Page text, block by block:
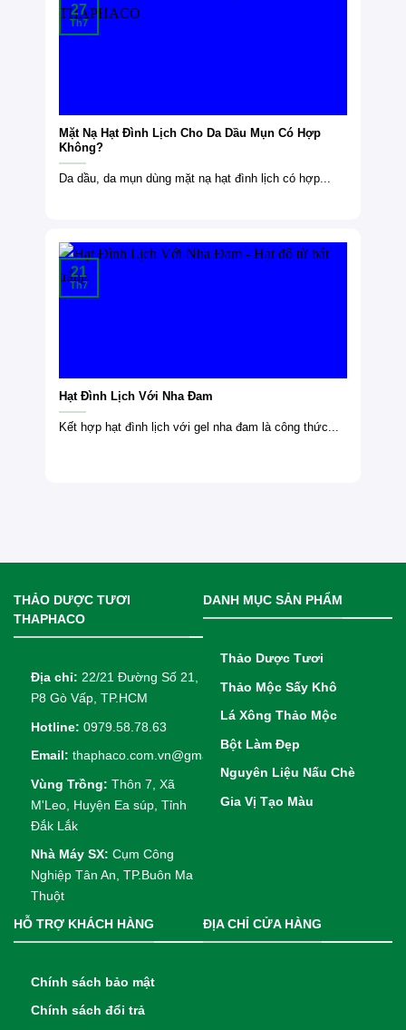
Mặt Nạ Hạt Đình Lịch Cho Da Dầu Mụn Có Hợp
Không?
Da dầu, da mụn dùng mặt nạ hạt đình lịch có hợp...
27
Th7
Hạt Đình Lịch Với Nha Đam
Kết hợp hạt đình lịch với gel nha đam là công thức...
21
Th7
THẢO DƯỢC TƯƠI
THAPHACO
Địa chỉ: 22/21 Đường Số 21,
P8 Gò Vấp, TP.HCM
Hotline: 0979.58.78.63
Email: thaphaco.com.vn@gmail.com
Vùng Trồng: Thôn 7, Xã
M'Leo, Huyện Ea súp, Tỉnh
Đắk Lắk
Nhà Máy SX: Cụm Công
Nghiệp Tân An, TP.Buôn Ma
Thuột
DANH MỤC SẢN PHẨM
Thảo Dược Tươi
Thảo Mộc Sấy Khô
Lá Xông Thảo Mộc
Bột Làm Đẹp
Nguyên Liệu Nấu Chè
Gia Vị Tạo Màu
HỖ TRỢ KHÁCH HÀNG
Chính sách bảo mật
Chính sách đổi trả
ĐỊA CHỈ CỬA HÀNG